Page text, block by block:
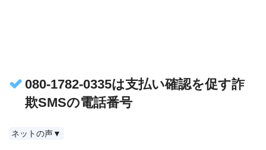
080-1782-0335は支払い確認を促す詐
欺SMSの電話番号
ネットの声▼